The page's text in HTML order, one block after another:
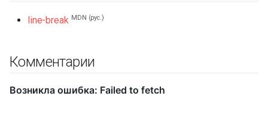
line-break MDN (рус.)
Комментарии